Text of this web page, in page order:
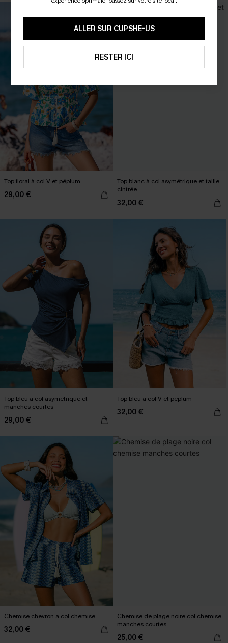
Top floral à col V et péplum
29,00 €
Top blanc à col asymétrique et taille
cintrée
32,00 €
Top bleu à col asymétrique et
manches courtes
29,00 €
Top bleu à col V et péplum
32,00 €
Chemise chevron à col chemise
32,00 €
Chemise de plage noire col chemise
manches courtes
25,00 €
ALLER SUR CUPSHE-US
RESTER ICI